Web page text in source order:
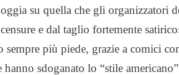
su quella che gli organizzatori
e dal taglio fortemente
sempre più piede, grazie a comici
sdoganato lo “stile